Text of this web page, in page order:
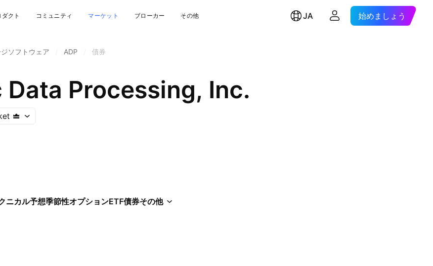
ダクト コミュニティ マーケット ブローカー その他 JA 始めましょう
ソフトウェア ADP 債券
Processing, Inc.
ニカル予想季節性オプションETF債券その他